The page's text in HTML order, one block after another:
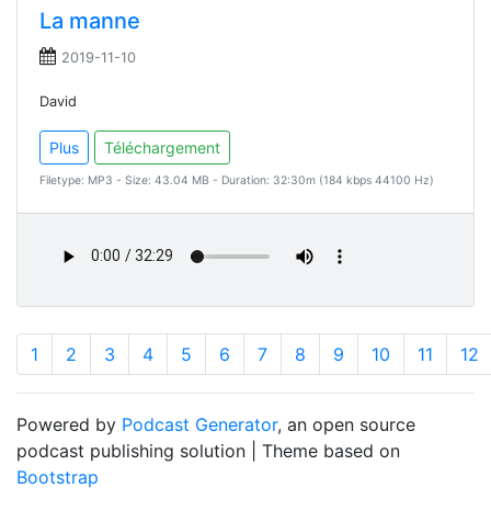
La manne
2019-11-10
David
Plus Téléchargement
Filetype: MP3 - Size: 43.04 MB - Duration: 32:30m (184 kbps 44100 Hz)
1 2 3 4 5 6 7 8 9 10 11 12
Powered by Podcast Generator, an open source
podcast publishing solution | Theme based on
Bootstrap